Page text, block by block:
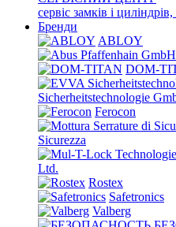
сервіс замків і
Бренди
ABLOY
DOM-
Sicherheitstechnologie
Ferocon
Sicurezza
Ltd.
Rostex
Safetronics
Valberg